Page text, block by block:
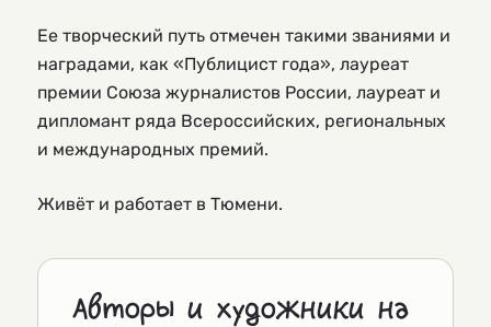
Ее творческий путь отмечен такими званиями и
наградами, как «Публицист года», лауреат
премии Союза журналистов России, лауреат и
дипломант ряда Всероссийских, региональных
и международных премий.
Живёт и работает в Тюмени.
Авторы и художники на